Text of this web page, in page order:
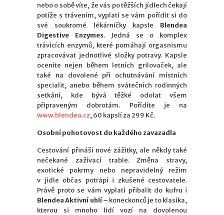
nebo o sobě víte, že vás po těžších jídlech čekají
potíže s trávením, vyplatí se vám pořídit si do
své soukromé lékárničky kapsle Blendea
Digestive Enzymes. Jedná se o komplex
trávicích enzymů, které pomáhají orgasnismu
zpracovávat jednotlivé složky potravy. Kapsle
oceníte nejen během letních grilovaček, ale
také na dovolené při ochutnávání místních
specialit, anebo během svátečních rodinných
setkání, kde bývá těžké odolat všem
připraveným dobrotám. Pořídíte je na
www.blendea.cz, 60 kapslí za 299 Kč.
Osobní pohotovost do každého zavazadla
Cestování přináší nové zážitky, ale někdy také
nečekané zažívací trable. Změna stravy,
exotické pokrmy nebo nepravidelný režim
v jídle občas potrápí i zkušené cestovatele.
Právě proto se vám vyplatí přibalit do kufru i
Blendea Aktivní uhlí – koneckonců je to klasika,
kterou si mnoho lidí vozí na dovolenou